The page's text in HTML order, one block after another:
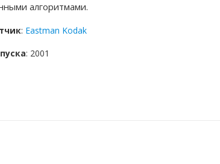
алгоритмами.
: Eastman Kodak
: 2001